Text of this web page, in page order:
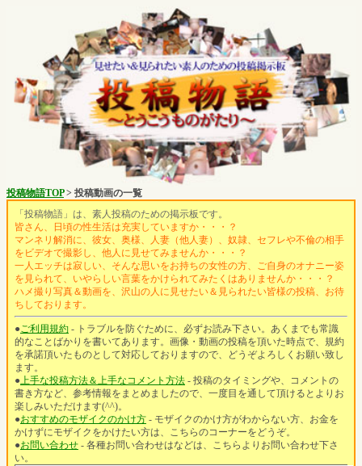
投稿物語TOP> 投稿動画の一覧
「投稿物語」は、素人投稿のための掲示板です。
皆さん、日頃の性生活は充実していますか・・・？
マンネリ解消に、彼女、奥様、人妻（他人妻）、奴隷、セフレや不倫の相手
をビデオで撮影し、他人に見せてみませんか・・・？
一人エッチは寂しい、そんな思いをお持ちの女性の方、ご自身のオナニー姿
を見られて、いやらしい言葉をかけられてみたくはありませんか・・・？
ハメ撮り写真＆動画を、沢山の人に見せたい＆見られたい皆様の投稿、お待
ちしております。
●ご利用規約 - トラブルを防ぐために、必ずお読み下さい。あくまでも常識
的なことばかりを書いてあります。画像・動画の投稿を頂いた時点で、規約
を承諾頂いたものとして対応しておりますので、どうぞよろしくお願い致し
ます。
● 上手な投稿方法＆上手なコメント方法 - 投稿のタイミングや、コメントの
書き方など、参考情報をまとめましたので、一度目を通して頂けるとよりお
楽しみいただけます(^^)。
●おすすめのモザイクのかけ方 - モザイクのかけ方がわからない方、お金を
かけずにモザイクをかけたい方は、こちらのコーナーをどうぞ。
●お問い合わせ - 各種お問い合わせはなどは、こちらよりお問い合わせ下さ
い。